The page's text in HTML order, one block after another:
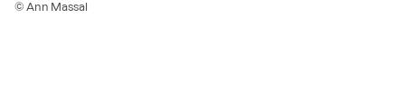
© Ann Massal